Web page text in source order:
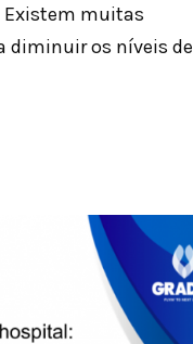
Existem muitas
diminuir os níveis de